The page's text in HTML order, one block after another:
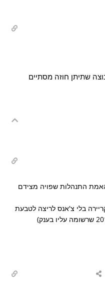
שתיתן חוזה מסתיים
ריאלי ,גם לדעתי 10-12 , האמת התנהלות שפויה מצידם
בלי צ'אנס לריצה לטבעת